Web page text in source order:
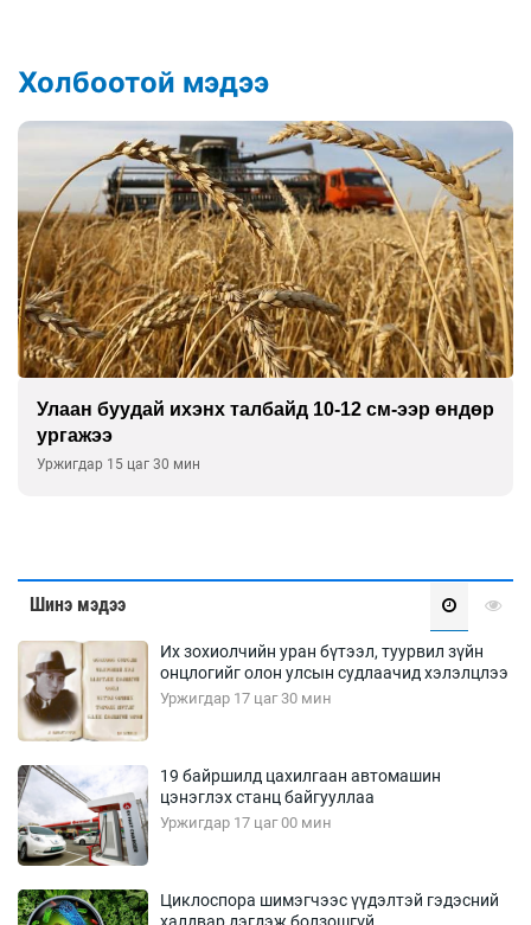
Холбоотой мэдээ
Улаан буудай ихэнх талбайд 10-12 см-ээр өндөр
ургажээ
Уржигдар 15 цаг 30 мин
Шинэ мэдээ
Их зохиолчийн уран бүтээл, туурвил зүйн
онцлогийг олон улсын судлаачид хэлэлцлээ
Уржигдар 17 цаг 30 мин
19 байршилд цахилгаан автомашин
цэнэглэх станц байгууллаа
Уржигдар 17 цаг 00 мин
Циклоспора шимэгчээс үүдэлтэй гэдэсний